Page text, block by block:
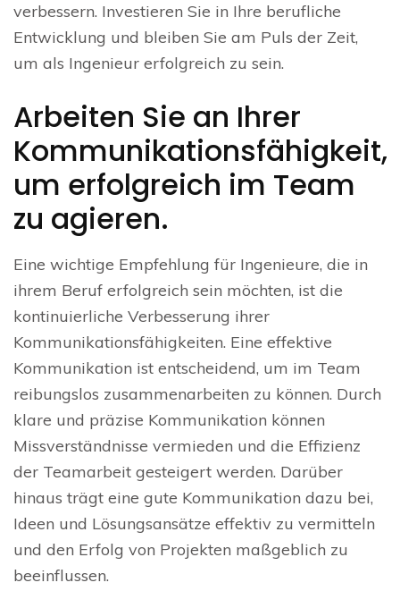
verbessern. Investieren Sie in Ihre berufliche
Entwicklung und bleiben Sie am Puls der Zeit,
um als Ingenieur erfolgreich zu sein.
Arbeiten Sie an Ihrer
Kommunikationsfähigkeit,
um erfolgreich im Team
zu agieren.
Eine wichtige Empfehlung für Ingenieure, die in
ihrem Beruf erfolgreich sein möchten, ist die
kontinuierliche Verbesserung ihrer
Kommunikationsfähigkeiten. Eine effektive
Kommunikation ist entscheidend, um im Team
reibungslos zusammenarbeiten zu können. Durch
klare und präzise Kommunikation können
Missverständnisse vermieden und die Effizienz
der Teamarbeit gesteigert werden. Darüber
hinaus trägt eine gute Kommunikation dazu bei,
Ideen und Lösungsansätze effektiv zu vermitteln
und den Erfolg von Projekten maßgeblich zu
beeinflussen.